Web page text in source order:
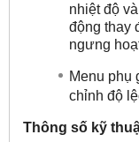
nhiệt độ
động thay
ngưng
Menu phụ
chỉnh độ
Thông số kỹ